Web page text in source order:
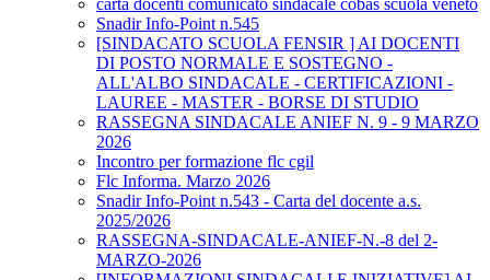
carta docenti comunicato sindacale cobas scuola veneto
Snadir Info-Point n.545
[SINDACATO SCUOLA FENSIR ] AI DOCENTI
DI POSTO NORMALE E SOSTEGNO -
ALL'ALBO SINDACALE - CERTIFICAZIONI -
LAUREE - MASTER - BORSE DI STUDIO
RASSEGNA SINDACALE ANIEF N. 9 - 9 MARZO
2026
Incontro per formazione flc cgil
Flc Informa. Marzo 2026
Snadir Info-Point n.543 - Carta del docente a.s.
2025/2026
RASSEGNA-SINDACALE-ANIEF-N.-8 del 2-
MARZO-2026